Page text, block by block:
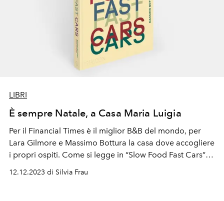
LIBRI
È sempre Natale, a Casa Maria Luigia
Per il Financial Times è il miglior B&B del mondo, per
Lara Gilmore e Massimo Bottura la casa dove accogliere
i propri ospiti. Come si legge in “Slow Food Fast Cars”
12.12.2023 di Silvia Frau